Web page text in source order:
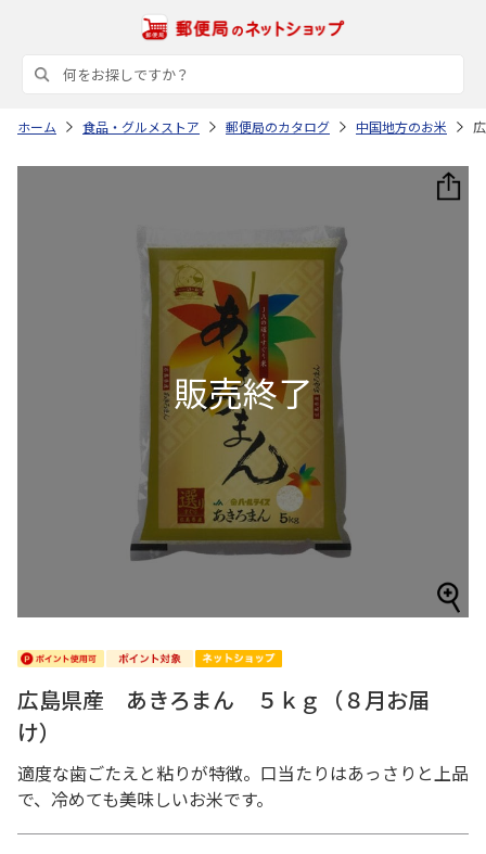
ホーム 食品・グルメストア 郵便局のカタログ 中国地方のお米
広島県産 あきろまん ５ｋｇ（８月お届
け）
適度な歯ごたえと粘りが特徴。口当たりはあっさりと上品
で、冷めても美味しいお米です。